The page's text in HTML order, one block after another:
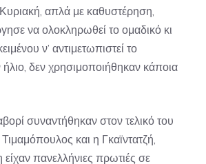
Κυριακή, απλά με καθυστέρηση,
να ολοκληρωθεί το ομαδικό κι
ν’ αντιμετωπιστεί το
δεν χρησιμοποιήθηκαν κάποια
συναντήθηκαν στον τελικό του
και η Γκαϊντατζή,
πανελλήνιες πρωτιές σε